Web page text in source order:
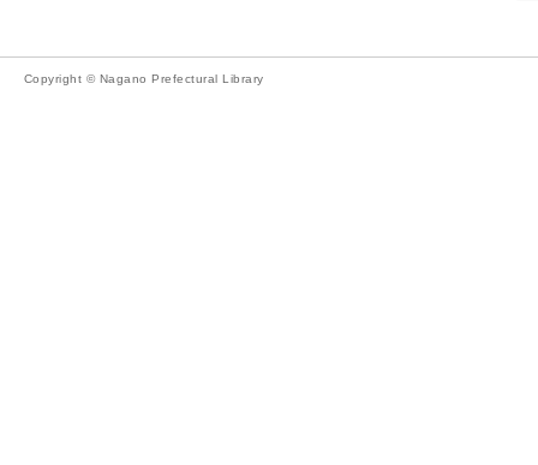
Copyright © Nagano Prefectural Library